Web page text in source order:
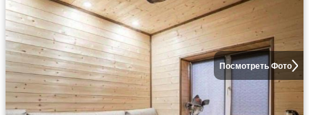
Посмотреть Фото